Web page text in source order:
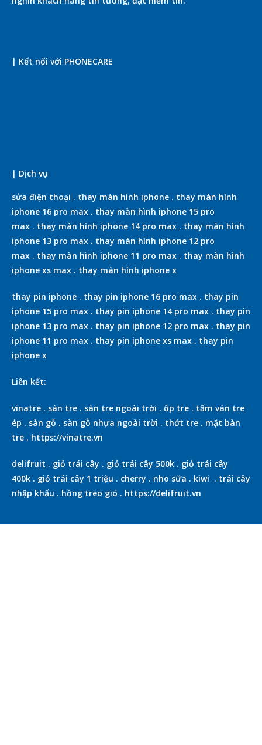
| Kết nối với PHONECARE
| Dịch vụ
sửa điện thoại . thay màn hình iphone . thay màn hình
iphone 16 pro max . thay màn hình iphone 15 pro
max . thay màn hình iphone 14 pro max . thay màn hình
iphone 13 pro max . thay màn hình iphone 12 pro
max . thay màn hình iphone 11 pro max . thay màn hình
iphone xs max . thay màn hình iphone x
thay pin iphone . thay pin iphone 16 pro max . thay pin
iphone 15 pro max . thay pin iphone 14 pro max . thay pin
iphone 13 pro max . thay pin iphone 12 pro max . thay pin
iphone 11 pro max . thay pin iphone xs max . thay pin
iphone x
Liên kết:
vinatre . sàn tre . sàn tre ngoài trời . ốp tre . tấm ván tre
ép . sàn gỗ . sàn gỗ nhựa ngoài trời . thớt tre . mặt bàn
tre . https://vinatre.vn
delifruit . giỏ trái cây . giỏ trái cây 500k . giỏ trái cây
400k . giỏ trái cây 1 triệu . cherry . nho sữa . kiwi . trái cây
nhập khẩu . hồng treo gió . https://delifruit.vn